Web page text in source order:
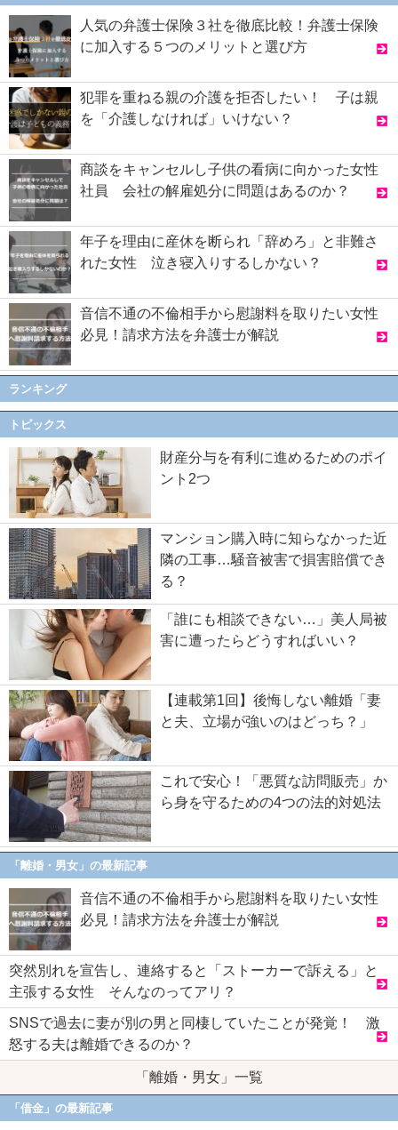
人気の弁護士保険３社を徹底比較！弁護士保険
に加入する５つのメリットと選び方
犯罪を重ねる親の介護を拒否したい！ 子は親
を「介護しなければ」いけない？
商談をキャンセルし子供の看病に向かった女性
社員 会社の解雇処分に問題はあるのか？
年子を理由に産休を断られ「辞めろ」と非難さ
れた女性 泣き寝入りするしかない？
音信不通の不倫相手から慰謝料を取りたい女性
必見！請求方法を弁護士が解説
ランキング
トピックス
財産分与を有利に進めるためのポイ
ント2つ
マンション購入時に知らなかった近
隣の工事…騒音被害で損害賠償でき
る？
「誰にも相談できない…」美人局被
害に遭ったらどうすればいい？
【連載第1回】後悔しない離婚「妻
と夫、立場が強いのはどっち？」
これで安心！「悪質な訪問販売」か
ら身を守るための4つの法的対処法
「離婚・男女」の最新記事
音信不通の不倫相手から慰謝料を取りたい女性
必見！請求方法を弁護士が解説
突然別れを宣告し、連絡すると「ストーカーで訴える」と
主張する女性 そんなのってアリ？
SNSで過去に妻が別の男と同棲していたことが発覚！ 激
怒する夫は離婚できるのか？
「離婚・男女」一覧
「借金」の最新記事